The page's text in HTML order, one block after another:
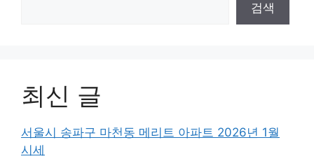
검색
최신 글
서울시 송파구 마천동 메리트 아파트 2026년 1월
시세